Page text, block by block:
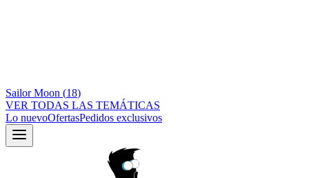
Sailor Moon (18)
VER TODAS LAS TEMÁTICAS
Lo nuevoOfertasPedidos exclusivos